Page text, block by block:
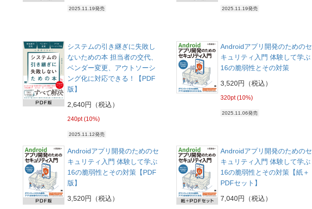
2025.11.19発売 2025.11.19発売
システムの引き継ぎに失敗し
ないための本 担当者の交代、
ベンダー変更、アウトソーシ
ング化に対応できる！【PDF
版】
2,640円（税込）
240pt (10%)
2025.11.12発売
Androidアプリ開発のためのセ
キュリティ入門 体験して学ぶ
16の脆弱性とその対策
3,520円（税込）
320pt (10%)
2025.11.06発売
Androidアプリ開発のためのセ
キュリティ入門 体験して学ぶ
16の脆弱性とその対策【PDF
版】
3,520円（税込）
Androidアプリ開発のためのセ
キュリティ入門 体験して学ぶ
16の脆弱性とその対策【紙＋
PDFセット】
7,040円（税込）